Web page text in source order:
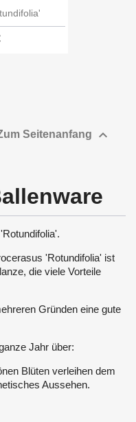
'Rotundifolia' ist
die viele Vorteile
Gründen eine gute
Jahr über:
Blüten verleihen dem
Aussehen.
Seitenanfang 